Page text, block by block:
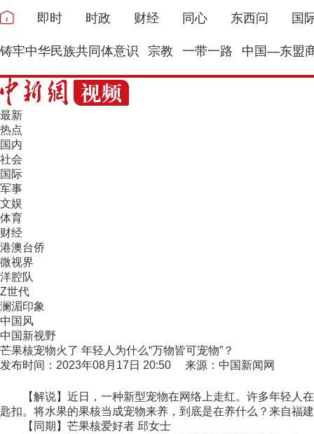
即时 时政 财经 同心 东西问 国
铸牢中华民族共同体意识 宗教 一带一路 中国—东盟
最新
热点
国内
社会
国际
军事
文娱
体育
财经
港澳台侨
微视界
洋腔队
Z世代
澜湄印象
中国风
中国新视野
芒果核宠物火了 年轻人为什么“万物皆可宠物”？
发布时间：2023年08月17日 20:50 来源：中国新闻网
【解说】近日，一种新型宠物在网络上走红。许多年轻人在
匙扣。将水果的果核当成宠物来养，到底是在养什么？来自福
【同期】芒果核爱好者 邱女士